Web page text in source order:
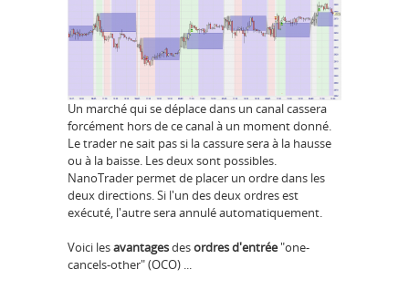
Un marché qui se déplace dans un canal cassera
forcément hors de ce canal à un moment donné.
Le trader ne sait pas si la cassure sera à la hausse
ou à la baisse. Les deux sont possibles.
NanoTrader permet de placer un ordre dans les
deux directions. Si l'un des deux ordres est
exécuté, l'autre sera annulé automatiquement.
Voici lesavantagesdesordres d'entrée"one-
cancels-other" (OCO) ...